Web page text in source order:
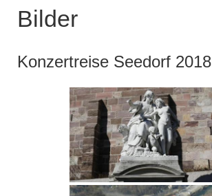
Bilder
Konzertreise Seedorf 2018